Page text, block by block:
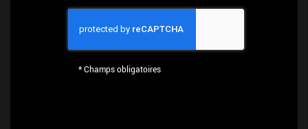
*Champs obligatoires